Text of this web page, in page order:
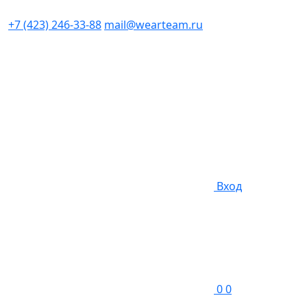
+7 (423) 246-33-88 mail@wearteam.ru
Вход
00